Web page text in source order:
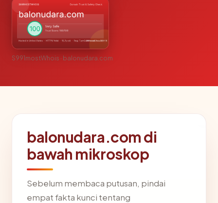
S991mostWhois · balonudara.com
balonudara.com di
bawah mikroskop
Sebelum membaca putusan, pindai
empat fakta kunci tentang